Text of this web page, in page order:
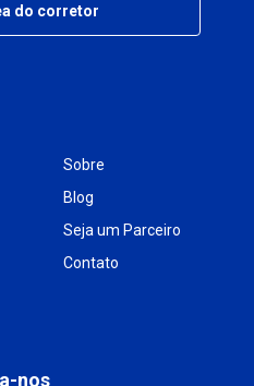
Sobre
Blog
Seja um Parceiro
Contato
do corretor
nos